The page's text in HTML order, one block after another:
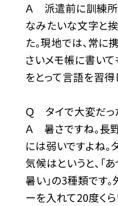
Ａ 派遣前に訓練所
なみたいな文字と
た。現地では、常に
さいメモ帳に書いて
をとって言語を習得
Ｑ タイで大変だっ
Ａ 暑さですね。長
には弱いですよね。
気候はというと、「あ
暑い」の3種類です
ーを入れて20度く